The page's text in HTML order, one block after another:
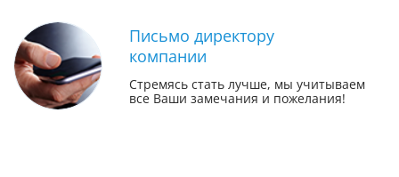
Письмо директору
компании
Стремясь стать лучше, мы учитываем
все Ваши замечания и пожелания!